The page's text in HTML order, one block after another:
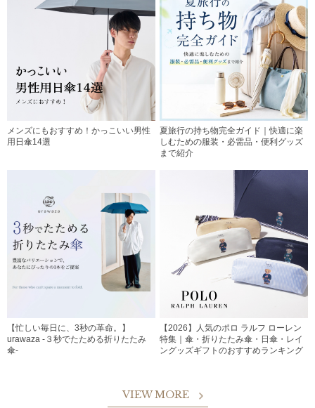
メンズにもおすすめ！かっこいい男性
用日傘14選
夏旅行の持ち物完全ガイド｜快適に楽
しむための服装・必需品・便利グッズ
まで紹介
【忙しい毎日に、3秒の革命。】
urawaza -３秒でたためる折りたたみ
傘-
【2026】人気のポロ ラルフ ローレン
特集｜傘・折りたたみ傘・日傘・レイ
ングッズギフトのおすすめランキング
VIEW MORE